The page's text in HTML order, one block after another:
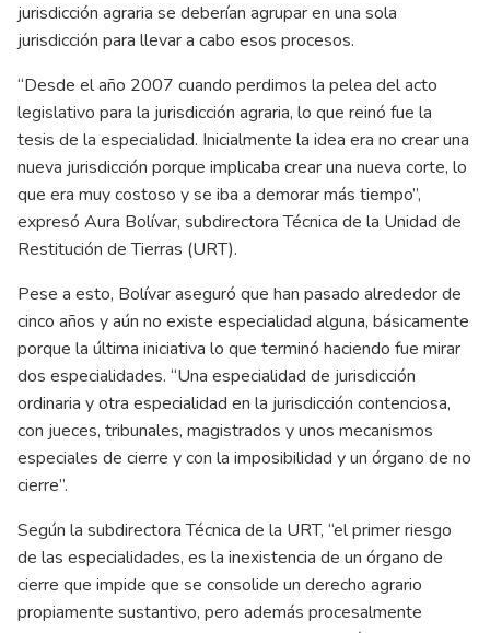
jurisdicción agraria se deberían agrupar en una sola
jurisdicción para llevar a cabo esos procesos.
“Desde el año 2007 cuando perdimos la pelea del acto
legislativo para la jurisdicción agraria, lo que reinó fue la
tesis de la especialidad. Inicialmente la idea era no crear una
nueva jurisdicción porque implicaba crear una nueva corte, lo
que era muy costoso y se iba a demorar más tiempo”,
expresó Aura Bolívar, subdirectora Técnica de la Unidad de
Restitución de Tierras (URT).
Pese a esto, Bolívar aseguró que han pasado alrededor de
cinco años y aún no existe especialidad alguna, básicamente
porque la última iniciativa lo que terminó haciendo fue mirar
dos especialidades. “Una especialidad de jurisdicción
ordinaria y otra especialidad en la jurisdicción contenciosa,
con jueces, tribunales, magistrados y unos mecanismos
especiales de cierre y con la imposibilidad y un órgano de no
cierre”.
Según la subdirectora Técnica de la URT, “el primer riesgo
de las especialidades, es la inexistencia de un órgano de
cierre que impide que se consolide un derecho agrario
propiamente sustantivo, pero además procesalmente